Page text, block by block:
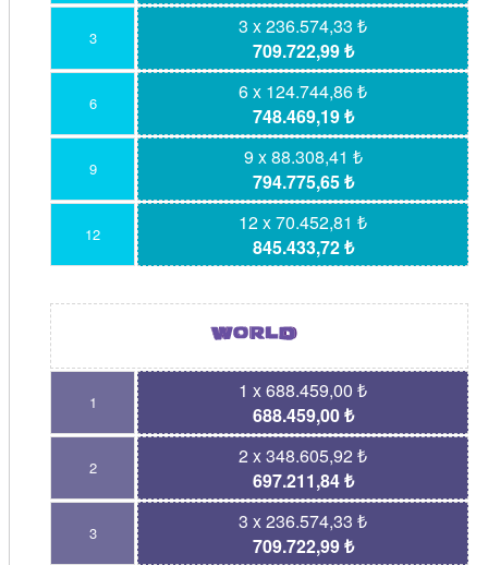
3
3 x 236.574,33 ₺
709.722,99 ₺
6
6 x 124.744,86 ₺
748.469,19 ₺
9
9 x 88.308,41 ₺
794.775,65 ₺
12
12 x 70.452,81 ₺
845.433,72 ₺
1
1 x 688.459,00 ₺
688.459,00 ₺
2
2 x 348.605,92 ₺
697.211,84 ₺
3
3 x 236.574,33 ₺
709.722,99 ₺